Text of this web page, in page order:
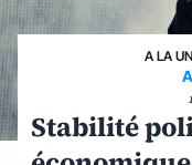
A LA
Stabilité